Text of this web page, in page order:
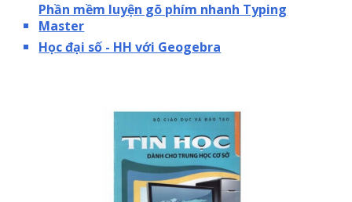
Phần mềm luyện gõ phím nhanh Typing
Master
Học đại số - HH với Geogebra